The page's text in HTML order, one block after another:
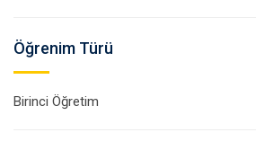
Öğrenim Türü
Birinci Öğretim